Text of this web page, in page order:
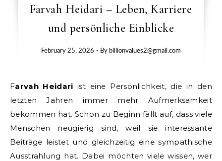
Farvah Heidari – Leben, Karriere
und persönliche Einblicke
February 25, 2026 - By billionvalues2@gmail.com
Farvah Heidari ist eine Persönlichkeit, die in den
letzten Jahren immer mehr Aufmerksamkeit
bekommen hat. Schon zu Beginn fällt auf, dass viele
Menschen neugierig sind, weil sie interessante
Beiträge leistet und gleichzeitig eine sympathische
Ausstrahlung hat. Dabei möchten viele wissen, wer